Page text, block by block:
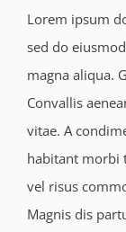
Lorem ipsum
sed do
magna aliqua.
Convallis
vitae. A
habitant morbi
vel risus
Magnis dis